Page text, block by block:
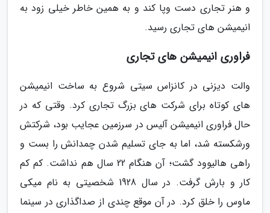
و هنر تجاری دست وپا کند و به همین خاطر خیلی زود به
انیمیشن های تجاری رسید.
فراوری انیمیشن های تجاری
والت دیزنی در کانزاس سیتی شروع به ساخت انیمیشن
های کوتاه برای شرکت های بزرگ تجاری کرد. وقتی که در
حال فراوری انیمیشن آلیس در سرزمین عجایب بود، شرکتش
ورشکسته شد، اما به جای تسلیم شدن چمدانش را بست و
راهی هالیوود گشت؛ آن هنگام 22 سال هم نداشت. کم کم
کار و بارش گرفت. در سال 1928 شخصیتی به نام میکی
ماوس را خلق کرد. در آن موقع چندی از صداگذاری در سینما